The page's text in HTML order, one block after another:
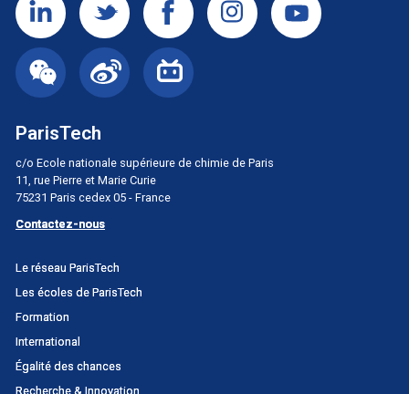
ParisTech
c/o Ecole nationale supérieure de chimie de Paris
11, rue Pierre et Marie Curie
75231 Paris cedex 05 - France
Contactez-nous
Menu
principal
Portail
Le réseau ParisTech
Les écoles de ParisTech
Formation
International
Égalité des chances
Recherche & Innovation